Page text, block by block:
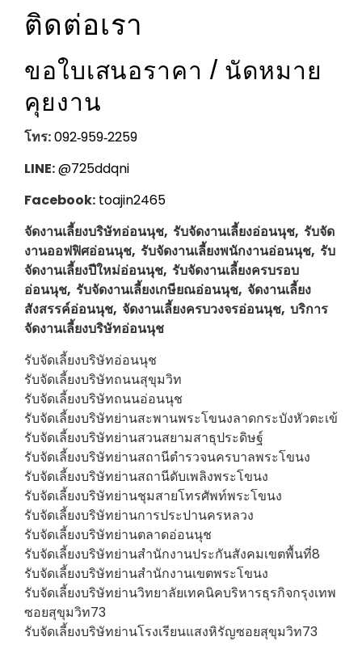
ติดต่อเรา
ขอใบเสนอราคา / นัดหมาย
คุยงาน
โทร:092‑959‑2259
LINE:@725ddqni
Facebook: toajin2465
จัดงานเลี้ยงบริษัทอ่อนนุช, รับจัดงานเลี้ยงอ่อนนุช, รับจัด
งานออฟฟิศอ่อนนุช, รับจัดงานเลี้ยงพนักงานอ่อนนุช, รับ
จัดงานเลี้ยงปีใหม่อ่อนนุช, รับจัดงานเลี้ยงครบรอบ
อ่อนนุช, รับจัดงานเลี้ยงเกษียณอ่อนนุช, จัดงานเลี้ยง
สังสรรค์อ่อนนุช, จัดงานเลี้ยงครบวงจรอ่อนนุช, บริการ
จัดงานเลี้ยงบริษัทอ่อนนุช
รับจัดเลี้ยงบริษัทอ่อนนุช
รับจัดเลี้ยงบริษัทถนนสุขุมวิท
รับจัดเลี้ยงบริษัทถนนอ่อนนุช
รับจัดเลี้ยงบริษัทย่านสะพานพระโขนงลาดกระบังหัวตะเข้
รับจัดเลี้ยงบริษัทย่านสวนสยามสาธุประดิษฐ์
รับจัดเลี้ยงบริษัทย่านสถานีตำรวจนครบาลพระโขนง
รับจัดเลี้ยงบริษัทย่านสถานีดับเพลิงพระโขนง
รับจัดเลี้ยงบริษัทย่านชุมสายโทรศัพท์พระโขนง
รับจัดเลี้ยงบริษัทย่านการประปานครหลวง
รับจัดเลี้ยงบริษัทย่านตลาดอ่อนนุช
รับจัดเลี้ยงบริษัทย่านสำนักงานประกันสังคมเขตพื้นที่8
รับจัดเลี้ยงบริษัทย่านสำนักงานเขตพระโขนง
รับจัดเลี้ยงบริษัทย่านวิทยาลัยเทคนิคบริหารธุรกิจกรุงเทพ
ซอยสุขุมวิท73
รับจัดเลี้ยงบริษัทย่านโรงเรียนแสงหิรัญซอยสุขุมวิท73